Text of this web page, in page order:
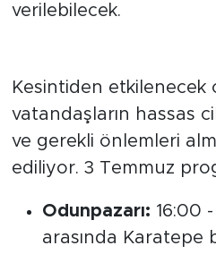
verilebilecek.
Kesintiden etkilenecek
vatandaşların hassas
ve gerekli önlemleri
ediliyor. 3 Temmuz
Odunpazarı: 16:00
arasında Karatepe